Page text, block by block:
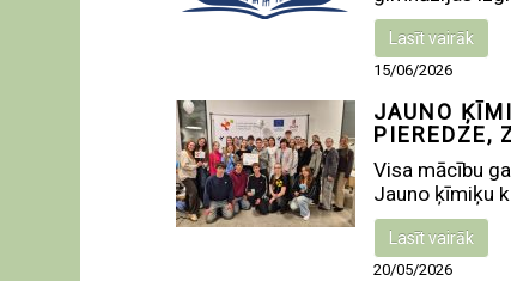
Lasīt vairāk
15/06/2026
JAUNO
PIEREDZE,
Visa mācību
Jauno ķīmiķu
Lasīt vairāk
20/05/2026